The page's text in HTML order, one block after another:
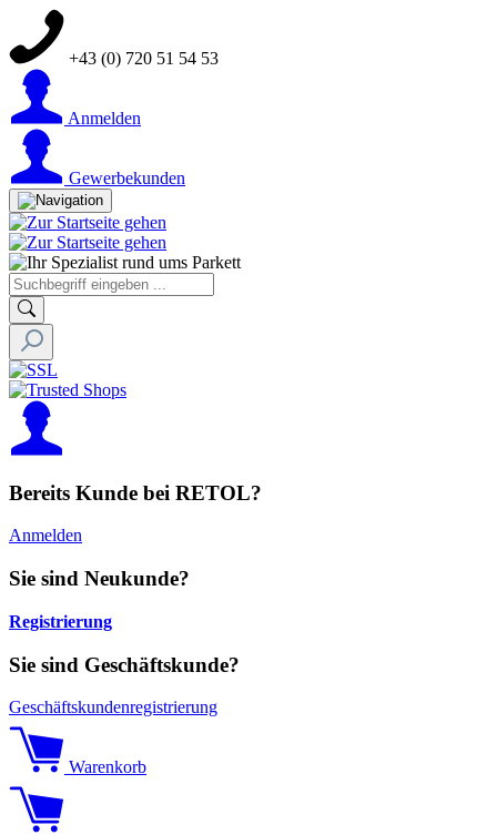
+43 (0) 720 51 54 53
Anmelden
Gewerbekunden
Bereits Kunde bei RETOL?
Anmelden
Sie sind Neukunde?
Registrierung
Sie sind Geschäftskunde?
Geschäftskundenregistrierung
Warenkorb